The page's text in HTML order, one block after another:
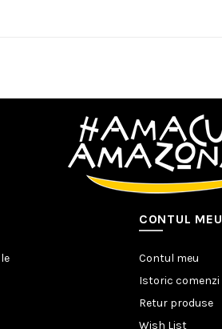
CONTUL MEU
Contul meu
Istoric comenzi
Retur produse
Wish List